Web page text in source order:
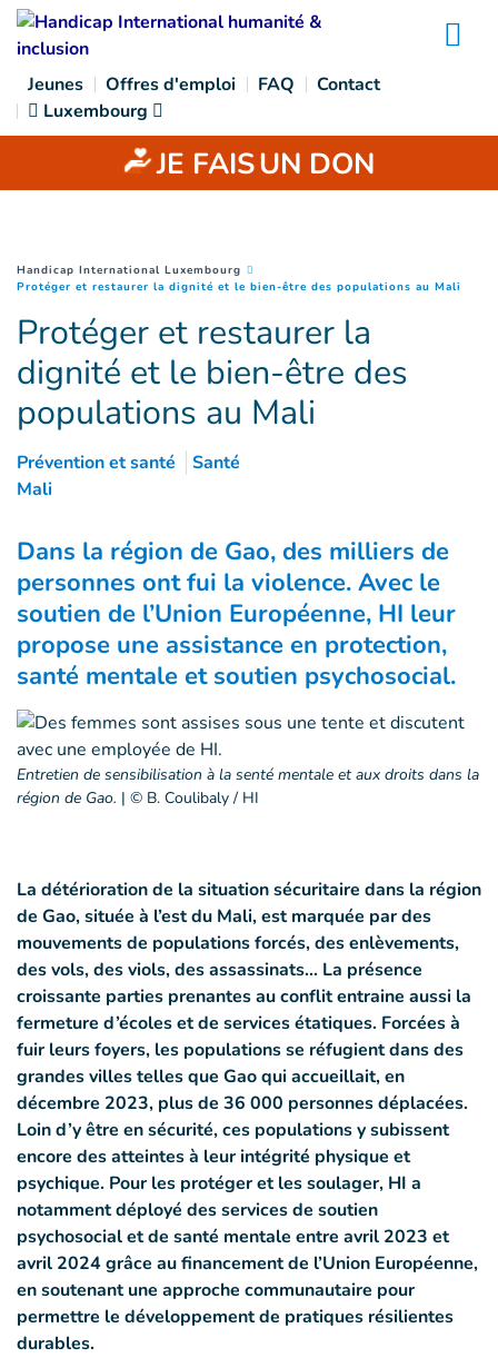
Goto main content
Jeunes Offres d'emploi FAQ
Contact
Luxembourg
JE FAISUN DON
You are here :
Handicap International Luxembourg
Protéger et restaurer la dignité et le bien-être des populations au Mali
Protéger et restaurer la
dignité et le bien-être des
populations au Mali
Prévention et santé
Santé
Mali
Dans la région de Gao, des milliers de
personnes ont fui la violence. Avec le
soutien de l’Union Européenne, HI leur
propose une assistance en protection,
santé mentale et soutien psychosocial.
Entretien de sensibilisation à la senté mentale et aux droits dans la
région de Gao. | © B. Coulibaly / HI
La détérioration de la situation sécuritaire dans la région
de Gao, située à l’est du Mali, est marquée par des
mouvements de populations forcés, des enlèvements,
des vols, des viols, des assassinats... La présence
croissante parties prenantes au conflit entraine aussi la
fermeture d’écoles et de services étatiques. Forcées à
fuir leurs foyers, les populations se réfugient dans des
grandes villes telles que Gao qui accueillait, en
décembre 2023, plus de 36 000 personnes déplacées.
Loin d’y être en sécurité, ces populations y subissent
encore des atteintes à leur intégrité physique et
psychique. Pour les protéger et les soulager, HI a
notamment déployé des services de soutien
psychosocial et de santé mentale entre avril 2023 et
avril 2024 grâce au financement de l’Union Européenne,
en soutenant une approche communautaire pour
permettre le développement de pratiques résilientes
durables.